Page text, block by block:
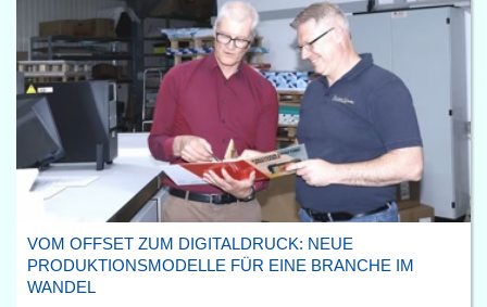
VOM OFFSET ZUM DIGITALDRUCK: NEUE
PRODUKTIONSMODELLE FÜR EINE BRANCHE IM
WANDEL